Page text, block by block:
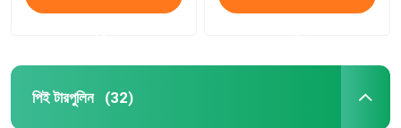
পিই টারপুলিন (32)